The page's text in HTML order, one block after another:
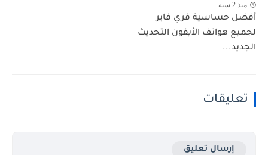
منذ 2 سنة
أفضل حساسية فري فاير
لجميع هواتف الأيفون التحديث
الجديد...
تعليقات
إرسال تعليق